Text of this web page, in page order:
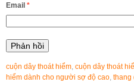
Email *
cuộn dây thoát hiểm, cuộn dây thoát
hiểm dành cho người sợ độ cao, thang